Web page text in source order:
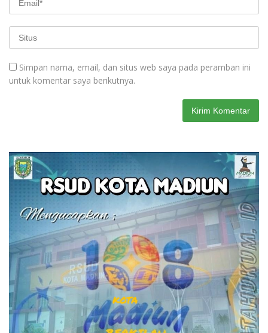
Simpan nama, email, dan situs web saya pada peramban ini
untuk komentar saya berikutnya.